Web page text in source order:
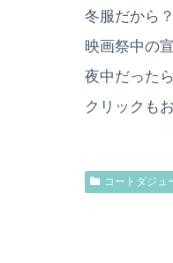
冬服だから？
映画祭中の
夜中だった
クリック
コートダジュ